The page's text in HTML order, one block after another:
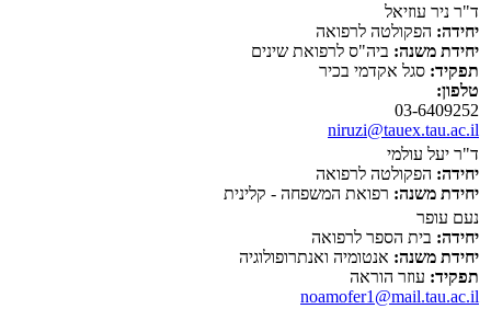
ד"ר ניר עוזיאל
יחידה: הפקולטה לרפואה
יחידת משנה: ביה"ס לרפואת שינים
תפקיד: סגל אקדמי בכיר
טלפון:
03-6409252
niruzi@tauex.tau.ac.il
ד"ר יעל עולמי
יחידה: הפקולטה לרפואה
יחידת משנה: רפואת המשפחה - קלינית
נעם עופר
יחידה: בית הספר לרפואה
יחידת משנה: אנטומיה ואנתרופולוגיה
תפקיד: עוזר הוראה
noamofer1@mail.tau.ac.il